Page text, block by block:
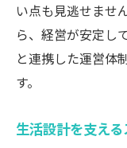
い点も見逃せませ
ら、経営が安定し
と連携した運営体
す。
生活設計を支え